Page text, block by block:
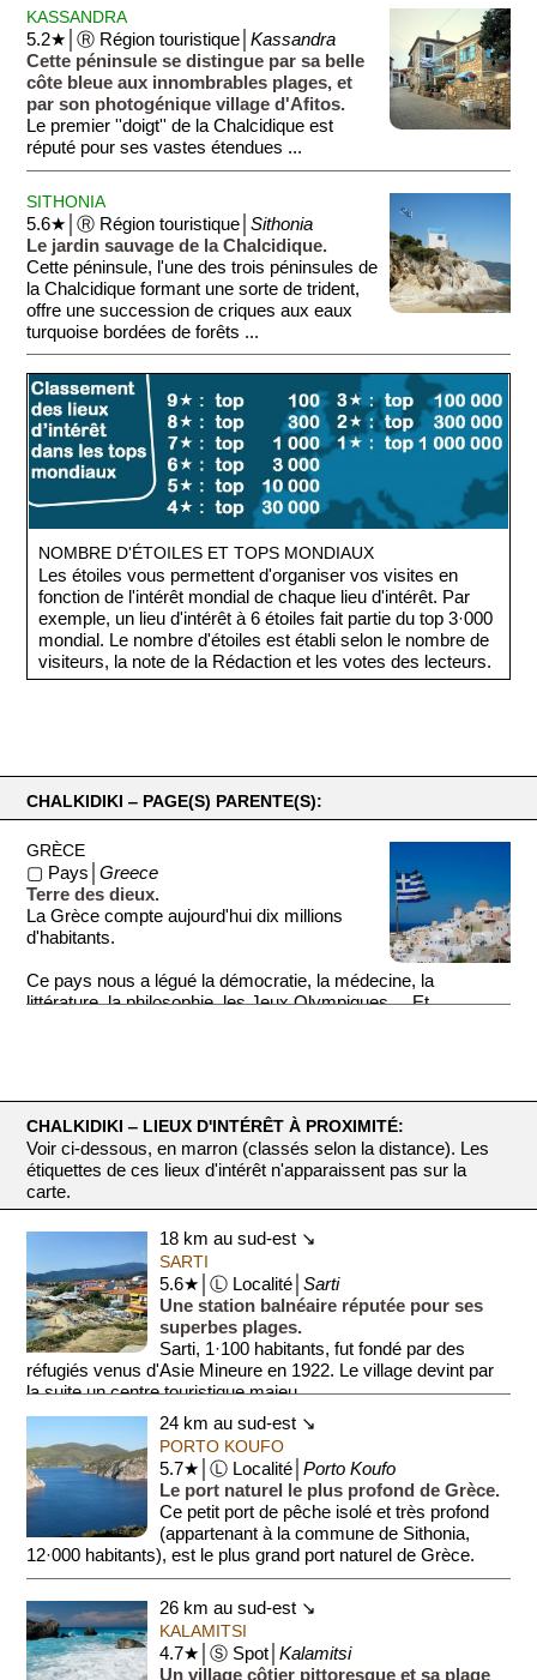
KASSANDRA
5.2★│Ⓡ Région touristique│Kassandra
Cette péninsule se distingue par sa belle
côte bleue aux innombrables plages, et
par son photogénique village d'Afitos.
Le premier ''doigt'' de la Chalcidique est
réputé pour ses vastes étendues ...
SITHONIA
5.6★│Ⓡ Région touristique│Sithonia
Le jardin sauvage de la Chalcidique.
Cette péninsule, l'une des trois péninsules de
la Chalcidique formant une sorte de trident,
offre une succession de criques aux eaux
turquoise bordées de forêts ...
NOMBRE D'ÉTOILES ET TOPS MONDIAUX
Les étoiles vous permettent d'organiser vos visites en
fonction de l'intérêt mondial de chaque lieu d'intérêt. Par
exemple, un lieu d'intérêt à 6 étoiles fait partie du top 3·000
mondial. Le nombre d'étoiles est établi selon le nombre de
visiteurs, la note de la Rédaction et les votes des lecteurs.
CHALKIDIKI ‒ PAGE(S) PARENTE(S):
GRÈCE
▢ Pays│Greece
Terre des dieux.
La Grèce compte aujourd'hui dix millions
d'habitants.
Ce pays nous a légué la démocratie, la médecine, la
littérature, la philosophie, les Jeux Olympiques ... Et
CHALKIDIKI ‒ LIEUX D'INTÉRÊT À PROXIMITÉ:
Voir ci-dessous, en marron (classés selon la distance). Les
étiquettes de ces lieux d'intérêt n'apparaissent pas sur la
carte.
18 km au sud-est ↘
SARTI
5.6★│Ⓛ Localité│Sarti
Une station balnéaire réputée pour ses
superbes plages.
Sarti, 1·100 habitants, fut fondé par des
réfugiés venus d'Asie Mineure en 1922. Le village devint par
la suite un centre touristique majeu...
24 km au sud-est ↘
PORTO KOUFO
5.7★│Ⓛ Localité│Porto Koufo
Le port naturel le plus profond de Grèce.
Ce petit port de pêche isolé et très profond
(appartenant à la commune de Sithonia,
12·000 habitants), est le plus grand port naturel de Grèce.
La ...
26 km au sud-est ↘
KALAMITSI
4.7★│Ⓢ Spot│Kalamitsi
Un village côtier pittoresque et sa plage